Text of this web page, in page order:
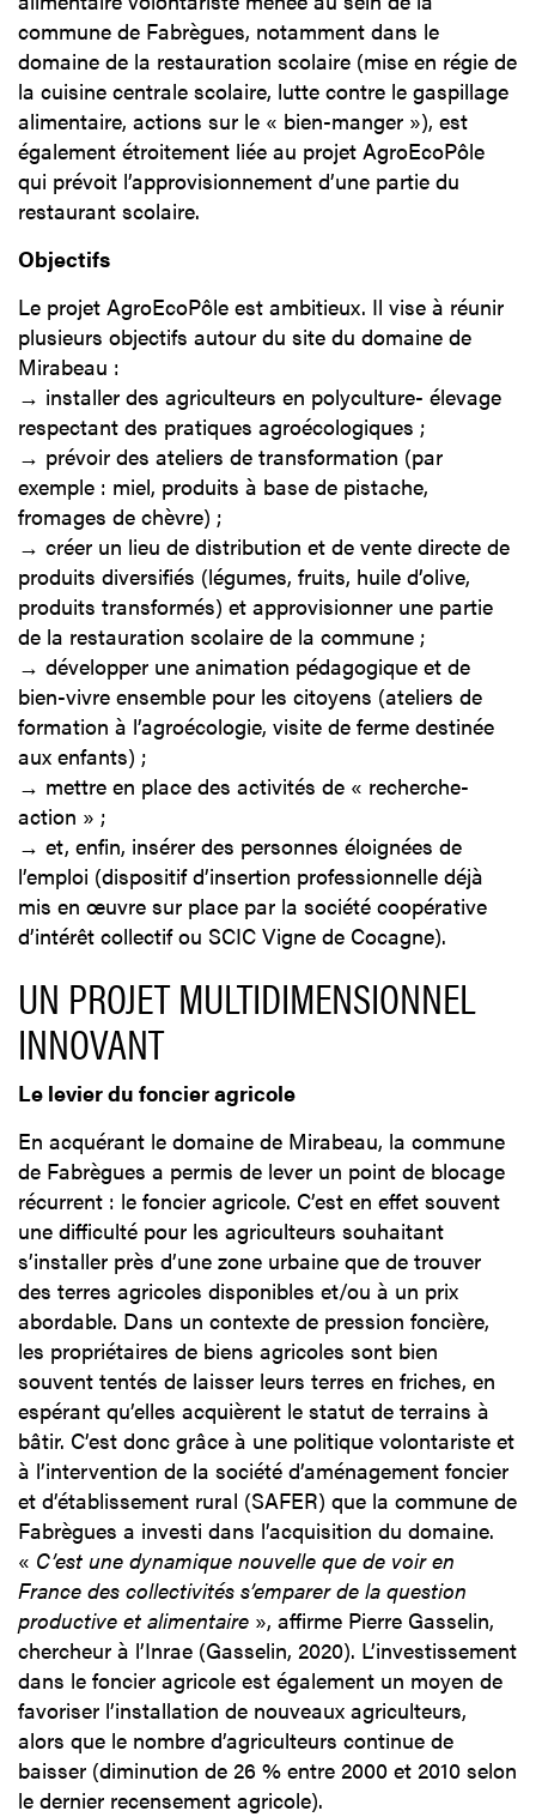
commune de Fabrègues, notamment dans le
domaine de la restauration scolaire (mise en régie de
la cuisine centrale scolaire, lutte contre le gaspillage
alimentaire, actions sur le « bien-manger »), est
également étroitement liée au projet AgroEcoPôle
qui prévoit l’approvisionnement d’une partie du
restaurant scolaire.
Objectifs
Le projet AgroEcoPôle est ambitieux. Il vise à réunir
plusieurs objectifs autour du site du domaine de
Mirabeau :
→ installer des agriculteurs en polyculture- élevage
respectant des pratiques agroécologiques ;
→ prévoir des ateliers de transformation (par
exemple : miel, produits à base de pistache,
fromages de chèvre) ;
→ créer un lieu de distribution et de vente directe de
produits diversifiés (légumes, fruits, huile d’olive,
produits transformés) et approvisionner une partie
de la restauration scolaire de la commune ;
→ développer une animation pédagogique et de
bien-vivre ensemble pour les citoyens (ateliers de
formation à l’agroécologie, visite de ferme destinée
aux enfants) ;
→ mettre en place des activités de « recherche-
action » ;
→ et, enfin, insérer des personnes éloignées de
l’emploi (dispositif d’insertion professionnelle déjà
mis en œuvre sur place par la société coopérative
d’intérêt collectif ou SCIC Vigne de Cocagne).
UN PROJET MULTIDIMENSIONNEL
INNOVANT
Le levier du foncier agricole
En acquérant le domaine de Mirabeau, la commune
de Fabrègues a permis de lever un point de blocage
récurrent : le foncier agricole. C’est en effet souvent
une difficulté pour les agriculteurs souhaitant
s’installer près d’une zone urbaine que de trouver
des terres agricoles disponibles et/ou à un prix
abordable. Dans un contexte de pression foncière,
les propriétaires de biens agricoles sont bien
souvent tentés de laisser leurs terres en friches, en
espérant qu’elles acquièrent le statut de terrains à
bâtir. C’est donc grâce à une politique volontariste et
à l’intervention de la société d’aménagement foncier
et d’établissement rural (SAFER) que la commune de
Fabrègues a investi dans l’acquisition du domaine.
« C’est une dynamique nouvelle que de voir en
France des collectivités s’emparer de la question
productive et alimentaire », affirme Pierre Gasselin,
chercheur à l’Inrae (Gasselin, 2020). L’investissement
dans le foncier agricole est également un moyen de
favoriser l’installation de nouveaux agriculteurs,
alors que le nombre d’agriculteurs continue de
baisser (diminution de 26 % entre 2000 et 2010 selon
le dernier recensement agricole).